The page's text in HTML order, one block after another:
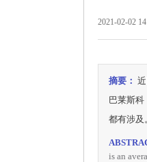
2021-02-02
摘要：
巴莱斯科
都有涉及
is an